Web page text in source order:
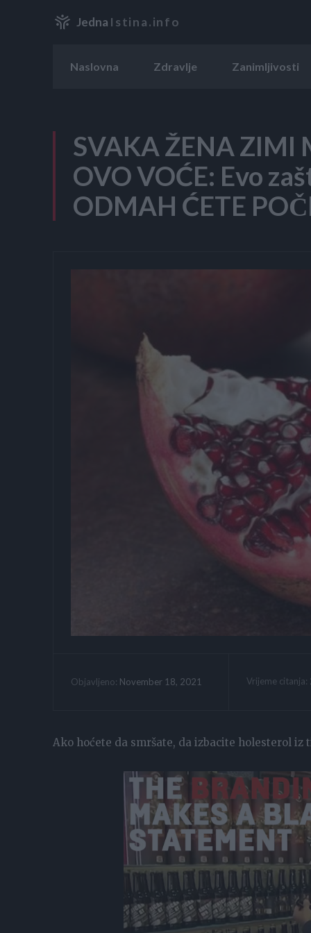
Jedna Istina.info
Naslovna Zdravlje Zanimljivosti
SVAKA ŽENA ZIMI
OVO VOĆE: Evo
ODMAH ĆETE
Objavljeno: November 18, 2021 Vrijeme citanja:
Ako hoćete da smršate, da izbacite holesterol